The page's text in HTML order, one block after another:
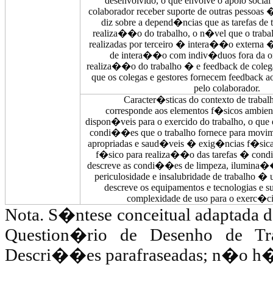
colaborador receber suporte de outras
diz sobre a depend�ncias que as tarefas de
realiza��o do trabalho, o n�vel que o
realizadas por terceiro � intera��o externa
de intera��o com indiv�duos fora da
realiza��o do trabalho � e feedbackde
que os colegas e gestores fornecem feedback
pelo colaborador.
Caracter�sticas do contexto de
corresponde aos elementos f�sicos
dispon�veis para o exercido do trabalho, o
condi��es que o trabalho fornece para
apropriadas e saud�veis � exig�ncias
f�sico para realiza��o das tarefas �
descreve as condi��es de limpeza,
periculosidade e insalubridade de trabalho �
descreve os equipamentos e tecnologias e
complexidade de uso para o
Nota. S�ntese conceitual adaptada
Question�rio de Desenho de
Descri��es parafraseadas; n�o